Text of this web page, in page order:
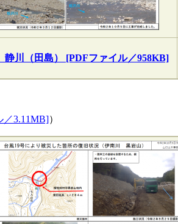
川（田島） [PDFファイル／958KB]
3.11MB]）